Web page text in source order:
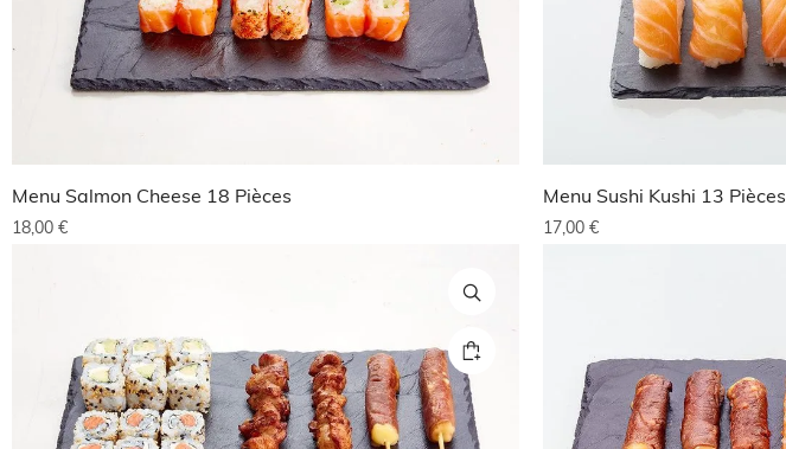
Menu Salmon Cheese 18 Pièces
18,00 €
Menu Sushi Kushi 13 Pièces
17,00 €